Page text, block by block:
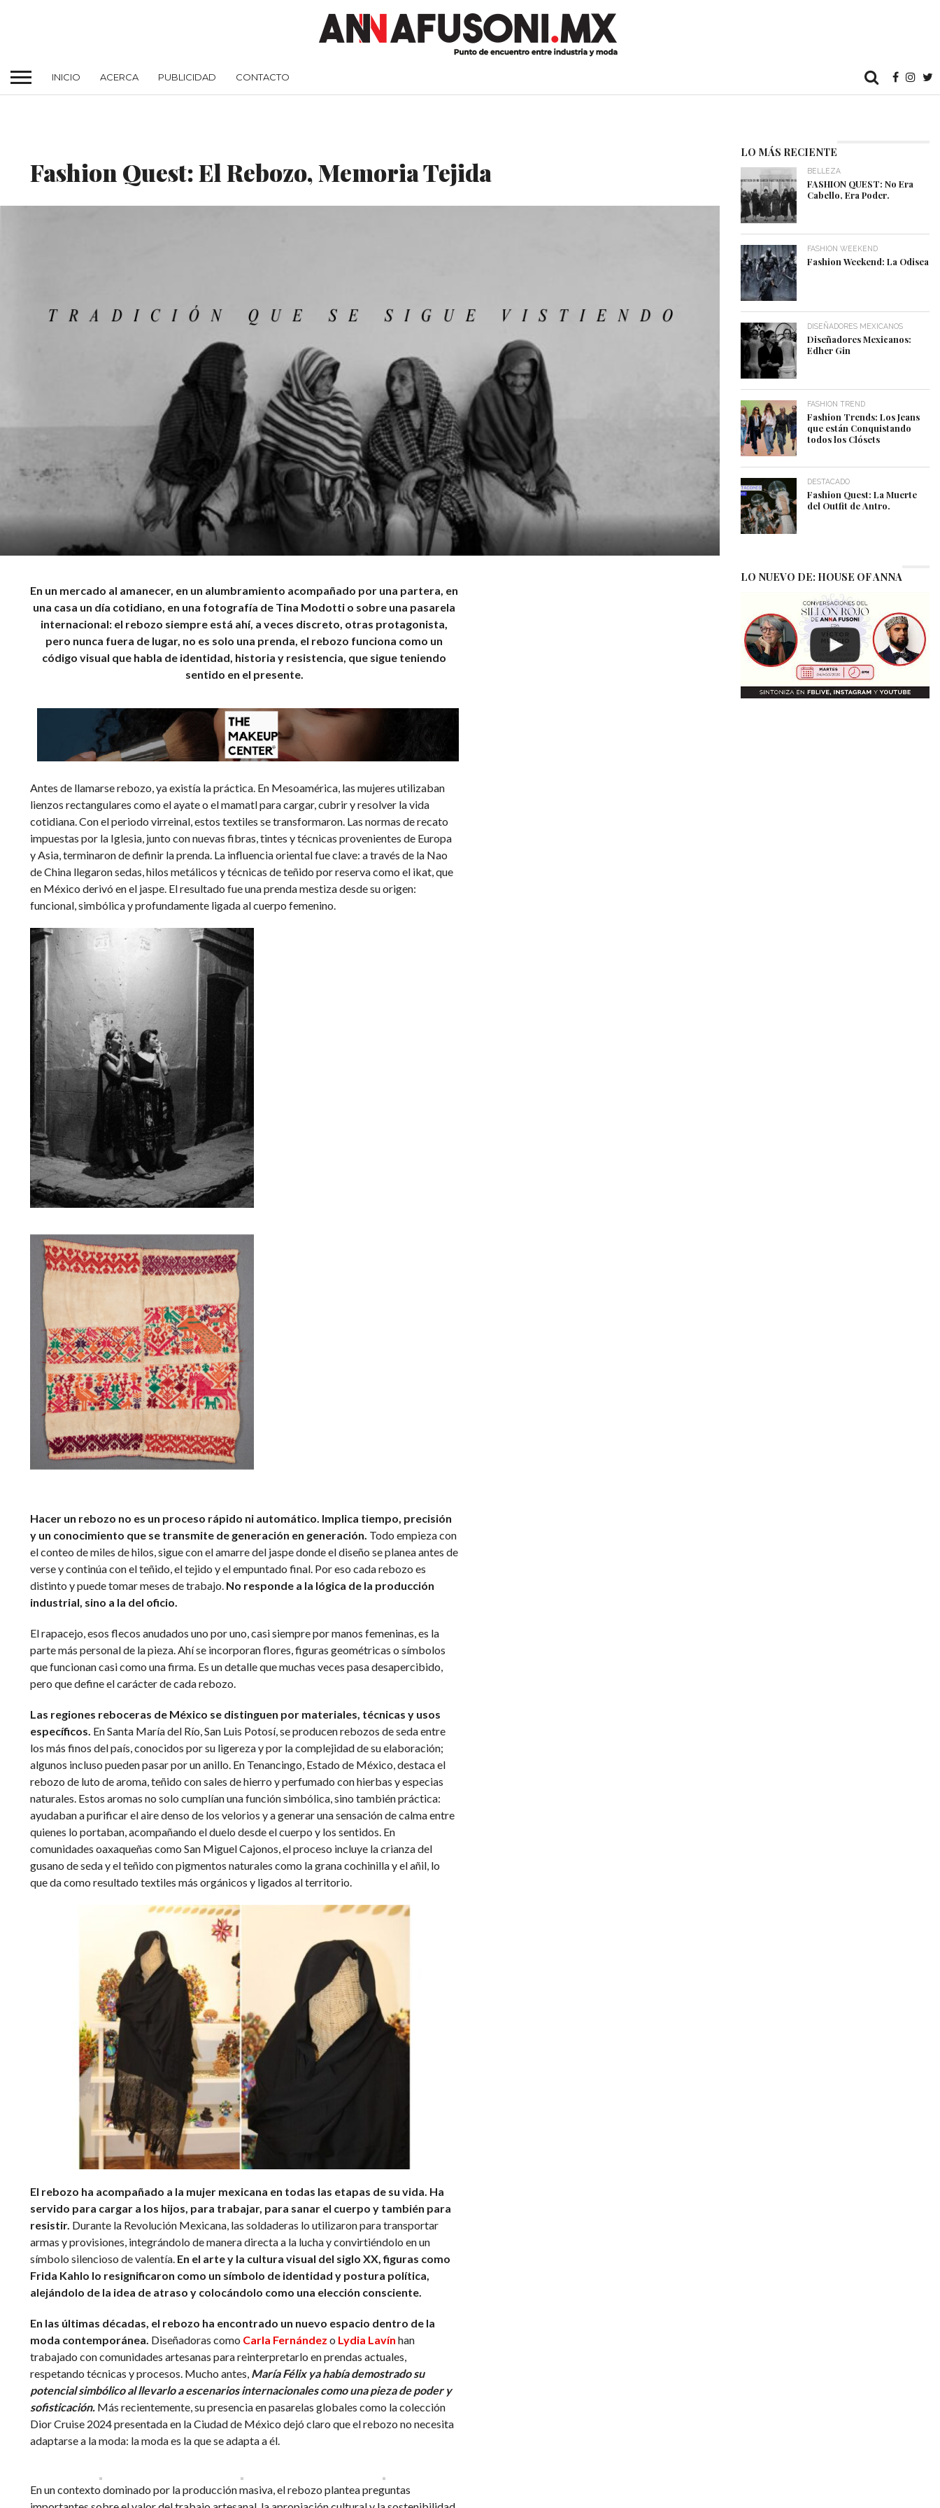
INICIO ACERCA PUBLICIDAD CONTACTO
Fashion Quest: El Rebozo, Memoria Tejida
En un mercado al amanecer, en un alumbramiento acompañado por una partera, en
una casa un día cotidiano, en una fotografía de Tina Modotti o sobre una pasarela
internacional: el rebozo siempre está ahí, a veces discreto, otras protagonista,
pero nunca fuera de lugar, no es solo una prenda, el rebozo funciona como un
código visual que habla de identidad, historia y resistencia, que sigue teniendo
sentido en el presente.
Antes de llamarse rebozo, ya existía la práctica. En Mesoamérica, las mujeres utilizaban
lienzos rectangulares como el ayate o el mamatl para cargar, cubrir y resolver la vida
cotidiana. Con el periodo virreinal, estos textiles se transformaron. Las normas de recato
impuestas por la Iglesia, junto con nuevas fibras, tintes y técnicas provenientes de Europa
y Asia, terminaron de definir la prenda. La influencia oriental fue clave: a través de la Nao
de China llegaron sedas, hilos metálicos y técnicas de teñido por reserva como el ikat, que
en México derivó en el jaspe. El resultado fue una prenda mestiza desde su origen:
funcional, simbólica y profundamente ligada al cuerpo femenino.
Hacer un rebozo no es un proceso rápido ni automático. Implica tiempo, precisión
y un conocimiento que se transmite de generación en generación. Todo empieza con
el conteo de miles de hilos, sigue con el amarre del jaspe donde el diseño se planea antes de
verse y continúa con el teñido, el tejido y el empuntado final. Por eso cada rebozo es
distinto y puede tomar meses de trabajo. No responde a la lógica de la producción
industrial, sino a la del oficio.
El rapacejo, esos flecos anudados uno por uno, casi siempre por manos femeninas, es la
parte más personal de la pieza. Ahí se incorporan flores, figuras geométricas o símbolos
que funcionan casi como una firma. Es un detalle que muchas veces pasa desapercibido,
pero que define el carácter de cada rebozo.
Las regiones reboceras de México se distinguen por materiales, técnicas y usos
específicos. En Santa María del Río, San Luis Potosí, se producen rebozos de seda entre
los más finos del país, conocidos por su ligereza y por la complejidad de su elaboración;
algunos incluso pueden pasar por un anillo. En Tenancingo, Estado de México, destaca el
rebozo de luto de aroma, teñido con sales de hierro y perfumado con hierbas y especias
naturales. Estos aromas no solo cumplían una función simbólica, sino también práctica:
ayudaban a purificar el aire denso de los velorios y a generar una sensación de calma entre
quienes lo portaban, acompañando el duelo desde el cuerpo y los sentidos. En
comunidades oaxaqueñas como San Miguel Cajonos, el proceso incluye la crianza del
gusano de seda y el teñido con pigmentos naturales como la grana cochinilla y el añil, lo
que da como resultado textiles más orgánicos y ligados al territorio.
El rebozo ha acompañado a la mujer mexicana en todas las etapas de su vida. Ha
servido para cargar a los hijos, para trabajar, para sanar el cuerpo y también para
resistir. Durante la Revolución Mexicana, las soldaderas lo utilizaron para transportar
armas y provisiones, integrándolo de manera directa a la lucha y convirtiéndolo en un
símbolo silencioso de valentía. En el arte y la cultura visual del siglo XX, figuras como
Frida Kahlo lo resignificaron como un símbolo de identidad y postura política,
alejándolo de la idea de atraso y colocándolo como una elección consciente.
En las últimas décadas, el rebozo ha encontrado un nuevo espacio dentro de la
moda contemporánea. Diseñadoras como Carla Fernández o Lydia Lavín han
trabajado con comunidades artesanas para reinterpretarlo en prendas actuales,
respetando técnicas y procesos. Mucho antes, María Félix ya había demostrado su
potencial simbólico al llevarlo a escenarios internacionales como una pieza de poder y
sofisticación. Más recientemente, su presencia en pasarelas globales como la colección
Dior Cruise 2024 presentada en la Ciudad de México dejó claro que el rebozo no necesita
adaptarse a la moda: la moda es la que se adapta a él.
En un contexto dominado por la producción masiva, el rebozo plantea preguntas
LO MÁS RECIENTE
BELLEZA
FASHION QUEST: No Era
Cabello, Era Poder.
FASHION WEEKEND
Fashion Weekend: La Odisea
DISEÑADORES MEXICANOS
Diseñadores Mexicanos:
Edher Gin
FASHION TREND
Fashion Trends: Los Jeans
que están Conquistando
todos los Clósets
DESTACADO
Fashion Quest: La Muerte
del Outfit de Antro.
LO NUEVO DE: HOUSE OF ANNA